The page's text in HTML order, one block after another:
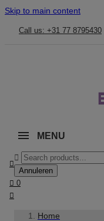
Skip to main content
Call us: +31 77 8795430
MENU


Annuleren
 0

Home